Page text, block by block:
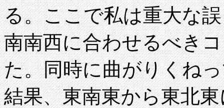
る。ここで私は重大な
南南西に合わせるべき
た。同時に曲がりくね
結果、東南東から東北